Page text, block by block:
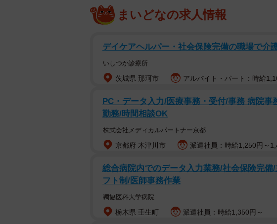
まいどなの求人情報
デイケアヘルパー・社会保険完備の職場で介
いしつか診療所
茨城県 那珂市 アルバイト・パート：時給
PC・データ入力/医療事務・受付/事務 病院事
勤務/時間相談OK
株式会社メディカルパートナー京都
京都府 木津川市 派遣社員：時給1,250円～
総合病院内でのデータ入力業務/社会保険完
フト制/医師事務作業
獨協医科大学病院
栃木県 壬生町 派遣社員：時給1,350円～